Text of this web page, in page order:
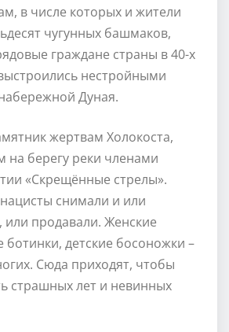
в числе которых и жители
чугунных башмаков,
граждане страны в 40-х
выстроились нестройными
Дуная.
жертвам Холокоста,
на берегу реки членами
«Скрещённые стрелы».
снимали и или
или продавали. Женские
ботинки, детские босоножки –
Сюда приходят, чтобы
страшных лет и невинных